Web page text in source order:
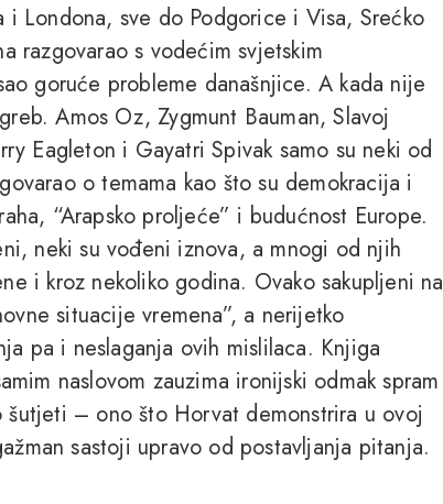
Londona, sve do Podgorice i Visa, Srećko
razgovarao s vodećim svjetskim
goruće probleme današnjice. A kada nije
Amos Oz, Zygmunt Bauman, Slavoj
Eagleton i Gayatri Spivak samo su neki od
o temama kao što su demokracija i
“Arapsko proljeće” i budućnost Europe.
neki su vođeni iznova, a mnogi od njih
i kroz nekoliko godina. Ovako sakupljeni na
situacije vremena”, a nerijetko
pa i neslaganja ovih mislilaca. Knjiga
naslovom zauzima ironijski odmak spram
šutjeti – ono što Horvat demonstrira u ovoj
sastoji upravo od postavljanja pitanja.